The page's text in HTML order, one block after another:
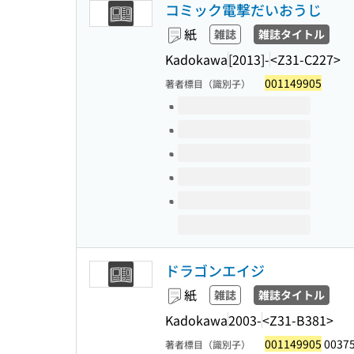
コミック電撃だいおうじ
紙 雑誌 雑誌タイトル
Kadokawa[2013]-<Z31-C227>
著者標目（識別子） 001149905
このタイトルの巻号
ドラゴンエイジ
紙 雑誌 雑誌タイトル
Kadokawa2003-<Z31-B381>
著者標目（識別子） 001149905